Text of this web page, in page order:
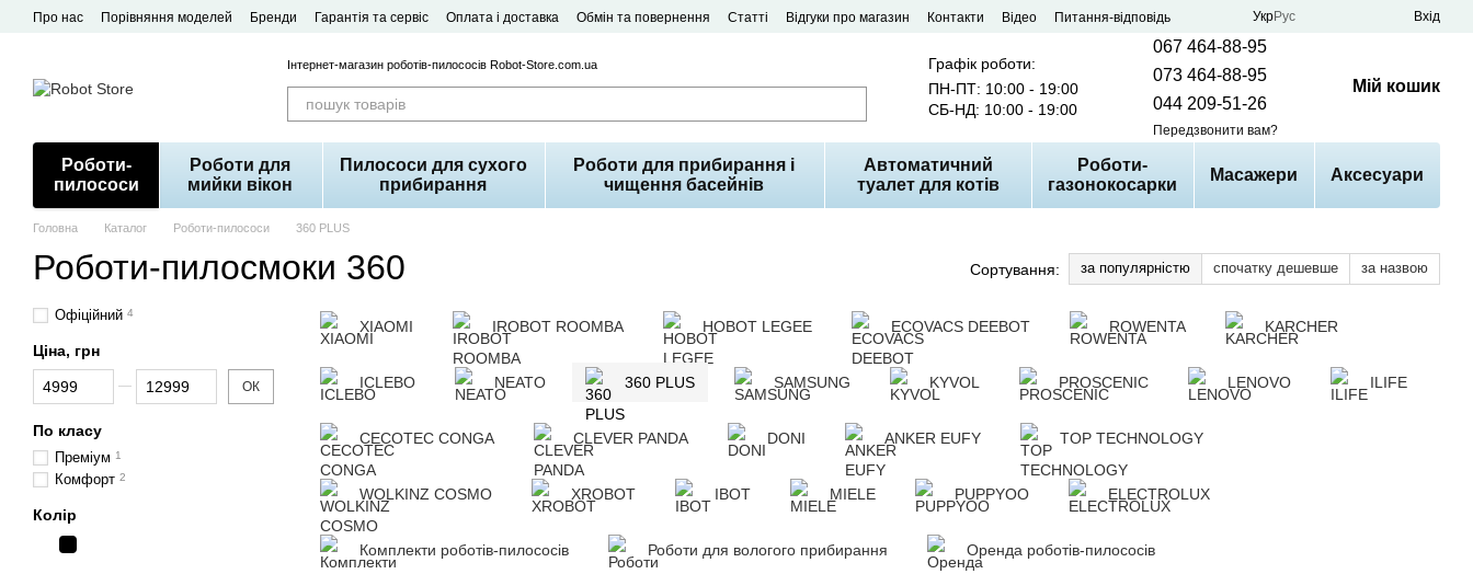
Перейти до основного контенту
Про нас Порівняння моделей Бренди Гарантія та сервіс Оплата і доставка Обмін та повернення Статті Відгуки про магазин Контакти Відео
Питання-відповідь
УкрРус Вхід
Інтернет-магазин роботів-пилососів Robot-Store.com.ua
Графік роботи:
ПН-ПТ: 10:00 - 19:00
СБ-НД: 10:00 - 19:00
067 464-88-95
073 464-88-95
044 209-51-26
Передзвонити вам?
Мій кошик
Роботи-
пилососи
Роботи для
мийки вікон
Пилососи для сухого
прибирання
Роботи для прибирання і
чищення басейнів
Автоматичний
туалет для котів
Роботи-
газонокосарки
Масажери Аксесуари
Головна Каталог Роботи-пилососи 360 PLUS
Роботи-пилосмоки 360 Сортування: за популярністю спочатку дешевше за назвою
XIAOMI IROBOT ROOMBA HOBOT LEGEE ECOVACS DEEBOT ROWENTA KARCHER
ICLEBO NEATO 360 PLUS SAMSUNG KYVOL PROSCENIC LENOVO ILIFE
CECOTEC CONGA CLEVER PANDA DONI ANKER EUFY TOP TECHNOLOGY
WOLKINZ COSMO XROBOT IBOT MIELE PUPPYOO ELECTROLUX
Комплекти роботів-пилососів Роботи для вологого прибирання Оренда роботів-пилососів
Офіційний 4
Ціна, грн
Від Ціна, грн
До Ціна, грн ОК
По класу
Преміум 1
Комфорт 2
Колір